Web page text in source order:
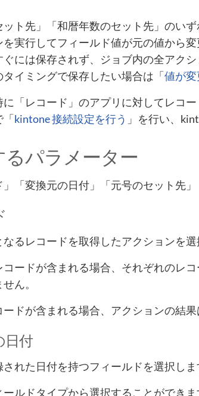
ット先」「和暦年数のセット先」のい
を実行してフィールド値が元の値から
ぐには保存されず、ジョブ内の全アク
タイミングで保存したい場合は「値が
に「レコード」のアプリに対してレコ
「kintone 接続設定を行う 」を行い、
るパラメーター
」「変換元の日付」「元号のセット先
るレコードを取得したアクションを選
コードが含まれる場合、それぞれのレ
ん。
ドが含まれる場合、アクションの結
日付
れた日付を持つフィールドを選択しま
ルドタイプから選択することができま